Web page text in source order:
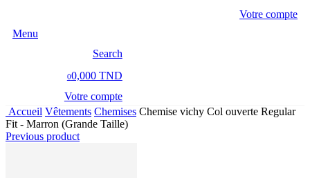
Votre compte
Menu
Search
00,000 TND
Votre compte
Accueil Vêtements Chemises Chemise vichy Col ouverte Regular
Fit - Marron (Grande Taille)
Previous product